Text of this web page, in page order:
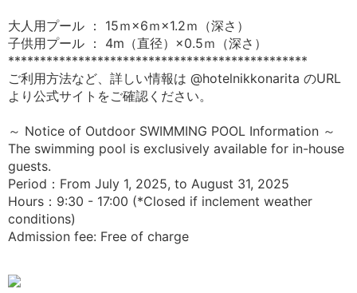
大人用プール ： 15ｍ×6ｍ×1.2ｍ（深さ）
子供用プール ： 4m（直径）×0.5ｍ（深さ）
***********************************************
ご利用方法など、詳しい情報は @hotelnikkonarita のURL
より公式サイトをご確認ください。
～ Notice of Outdoor SWIMMING POOL Information ～
The swimming pool is exclusively available for in-house
guests.
Period：From July 1, 2025, to August 31, 2025
Hours：9:30 - 17:00 (*Closed if inclement weather
conditions)
Admission fee: Free of charge